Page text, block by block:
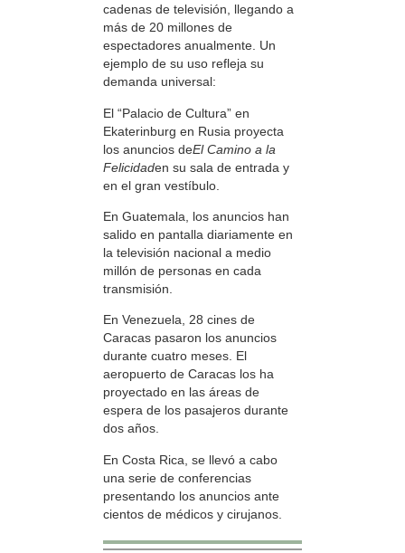
cadenas de televisión, llegando a
más de 20 millones de
espectadores anualmente. Un
ejemplo de su uso refleja su
demanda universal:
El “Palacio de Cultura” en
Ekaterinburg en Rusia proyecta
los anuncios deEl Camino a la
Felicidaden su sala de entrada y
en el gran vestíbulo.
En Guatemala, los anuncios han
salido en pantalla diariamente en
la televisión nacional a medio
millón de personas en cada
transmisión.
En Venezuela, 28 cines de
Caracas pasaron los anuncios
durante cuatro meses. El
aeropuerto de Caracas los ha
proyectado en las áreas de
espera de los pasajeros durante
dos años.
En Costa Rica, se llevó a cabo
una serie de conferencias
presentando los anuncios ante
cientos de médicos y cirujanos.